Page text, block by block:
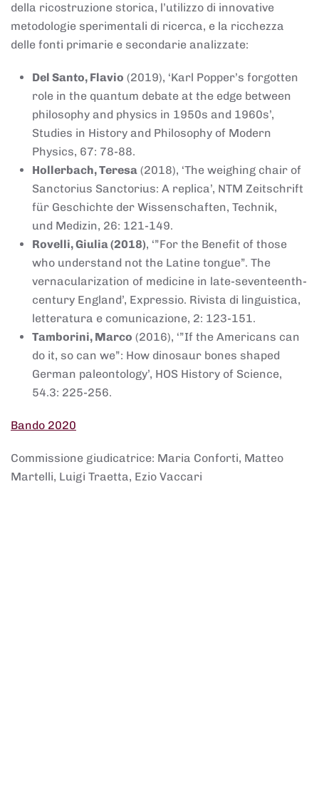
della ricostruzione storica, l’utilizzo di innovative
metodologie sperimentali di ricerca, e la ricchezza
delle fonti primarie e secondarie analizzate:
Del Santo, Flavio (2019), ‘Karl Popper’s forgotten
role in the quantum debate at the edge between
philosophy and physics in 1950s and 1960s’,
Studies in History and Philosophy of Modern
Physics, 67: 78-88.
Hollerbach, Teresa (2018), ‘The weighing chair of
Sanctorius Sanctorius: A replica’, NTM Zeitschrift
für Geschichte der Wissenschaften, Technik,
und Medizin, 26: 121-149.
Rovelli, Giulia (2018), ‘”For the Benefit of those
who understand not the Latine tongue”. The
vernacularization of medicine in late-seventeenth-
century England’, Expressio. Rivista di linguistica,
letteratura e comunicazione, 2: 123-151.
Tamborini, Marco (2016), ‘”If the Americans can
do it, so can we”: How dinosaur bones shaped
German paleontology’, HOS History of Science,
54.3: 225-256.
Bando 2020
Commissione giudicatrice: Maria Conforti, Matteo
Martelli, Luigi Traetta, Ezio Vaccari